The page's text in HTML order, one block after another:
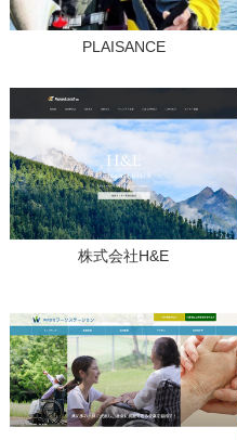
PLAISANCE
株式会社H&E